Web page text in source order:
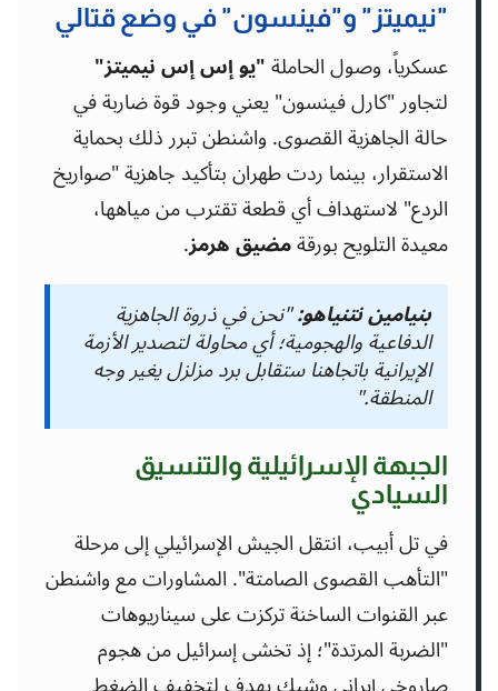
"نيميتز" و"فينسون" في وضع قتالي
عسكرياً، وصول الحاملة"يو إس إس نيميتز"
لتجاور "كارل فينسون" يعني وجود قوة ضاربة في
حالة الجاهزية القصوى. واشنطن تبرر ذلك بحماية
الاستقرار، بينما ردت طهران بتأكيد جاهزية "صواريخ
الردع" لاستهداف أي قطعة تقترب من مياهها،
معيدة التلويح بورقةمضيق هرمز.
بنيامين نتنياهو:"نحن في ذروة الجاهزية
الدفاعية والهجومية؛ أي محاولة لتصدير الأزمة
الإيرانية باتجاهنا ستقابل برد مزلزل يغير وجه
المنطقة."
الجبهة الإسرائيلية والتنسيق
السيادي
في تل أبيب، انتقل الجيش الإسرائيلي إلى مرحلة
"التأهب القصوى الصامتة". المشاورات مع واشنطن
عبر القنوات الساخنة تركزت على سيناريوهات
"الضربة المرتدة"؛ إذ تخشى إسرائيل من هجوم